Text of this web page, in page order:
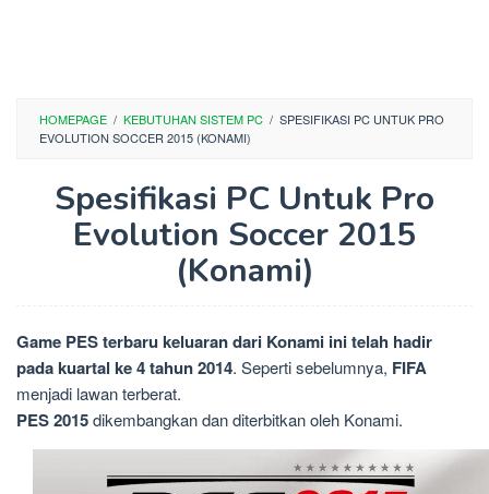
HOMEPAGE / KEBUTUHAN SISTEM PC / SPESIFIKASI PC UNTUK PRO
EVOLUTION SOCCER 2015 (KONAMI)
Spesifikasi PC Untuk Pro
Evolution Soccer 2015
(Konami)
Game PES terbaru keluaran dari Konami ini telah hadir
pada kuartal ke 4 tahun 2014. Seperti sebelumnya, FIFA
menjadi lawan terberat.
PES 2015dikembangkan dan diterbitkan oleh Konami.